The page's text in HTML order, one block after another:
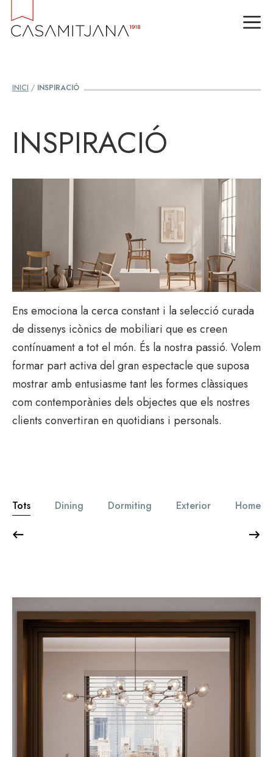
INICI / INSPIRACIÓ
INSPIRACIÓ
Ens emociona la cerca constant i la selecció curada
de dissenys icònics de mobiliari que es creen
contínuament a tot el món. És la nostra passió. Volem
formar part activa del gran espectacle que suposa
mostrar amb entusiasme tant les formes clàssiques
com contemporànies dels objectes que els nostres
clients convertiran en quotidians i personals.
Tots Dining Dormiting Exterior Home